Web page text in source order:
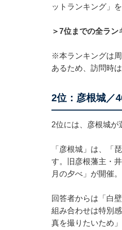
ットランキング」
＞7位までの全ラン
※本ランキングは
あるため、訪問時
2位：彦根城／
2位には、彦根城が
「彦根城」は、「
す。旧彦根藩主・
月の夕べ」が開催
回答者からは「白
組み合わせは特別
真を撮りたいため